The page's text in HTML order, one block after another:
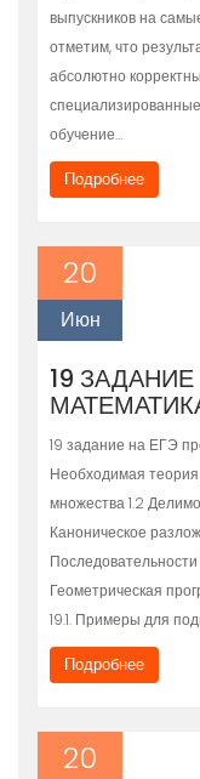
выпускников на
отметим, что
абсолютно
обучение…
Подробнее
20
Июн
19
19 задание на ЕГЭ
Необходимая теория
множества 1.2
Каноническое
Геометрическая
19.1. Примеры для
Подробнее
20